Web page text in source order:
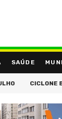
SAÚDE
BOMBA